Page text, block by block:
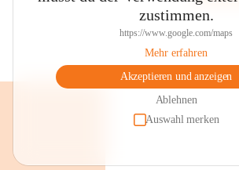
zustimmen.
https://www.google.com/maps
Mehr erfahren
Akzeptieren und anzeigen
Ablehnen
Auswahl merken